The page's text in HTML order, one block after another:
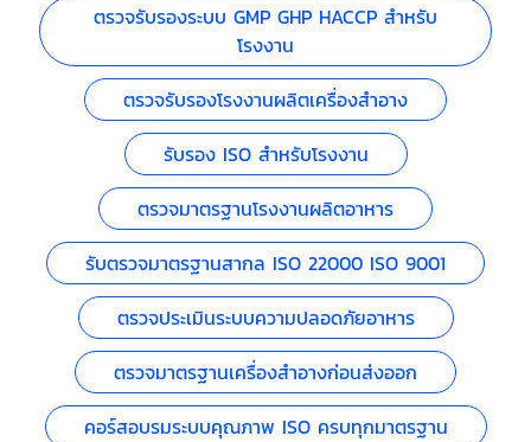
ตรวจรับรองระบบ GMP GHP HACCP สำหรับ
โรงงาน
ตรวจรับรองโรงงานผลิตเครื่องสำอาง
รับรอง ISO สำหรับโรงงาน
ตรวจมาตรฐานโรงงานผลิตอาหาร
รับตรวจมาตรฐานสากล ISO 22000 ISO 9001
ตรวจประเมินระบบความปลอดภัยอาหาร
ตรวจมาตรฐานเครื่องสำอางก่อนส่งออก
คอร์สอบรมระบบคุณภาพ ISO ครบทุกมาตรฐาน